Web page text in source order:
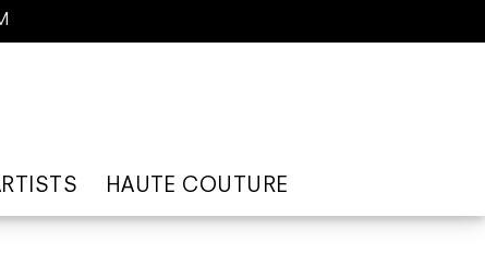
HAUTE COUTURE